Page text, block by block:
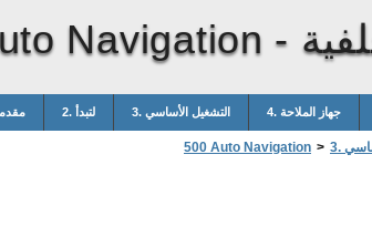
Navigation -
1. 2. لتبدأ 3. التشغيل الأساسي 4. جهاز الملاحة
500 Auto Navigation >